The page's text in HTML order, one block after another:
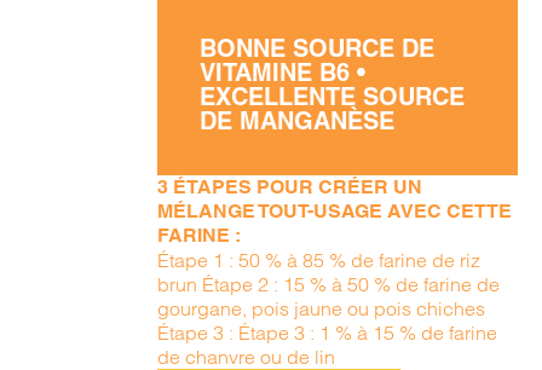
BONNE SOURCE DE
VITAMINE B6 •
EXCELLENTE SOURCE
DE MANGANÈSE
3 ÉTAPES POUR CRÉER UN
MÉLANGE TOUT-USAGE AVEC CETTE
FARINE :
Étape 1 : 50 % à 85 % de farine de riz
brun Étape 2 : 15 % à 50 % de farine de
gourgane, pois jaune ou pois chiches
Étape 3 : Étape 3 : 1 % à 15 % de farine
de chanvre ou de lin